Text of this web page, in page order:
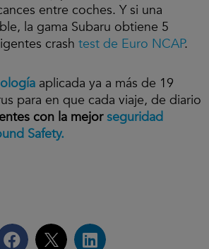
entre coches. Y si una
la gama Subaru obtiene 5
crash test de Euro NCAP.
aplicada ya a más de 19
para en que cada viaje, de diario
con la mejorseguridad
Safety.